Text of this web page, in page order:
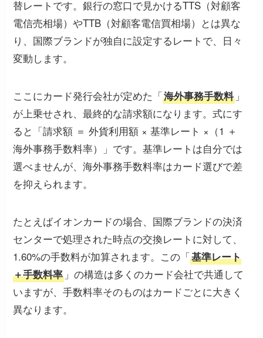
替レートです。銀行の窓口で見かけるTTS（対顧客
電信売相場）やTTB（対顧客電信買相場）とは異な
り、国際ブランドが独自に設定するレートで、日々
変動します。
ここにカード発行会社が定めた「海外事務手数料 」
が上乗せされ、最終的な請求額になります。式にす
ると「請求額 ＝ 外貨利用額 × 基準レート ×（1 ＋
海外事務手数料率）」です。基準レートは自分では
選べませんが、海外事務手数料率はカード選びで差
を抑えられます。
たとえばイオンカードの場合、国際ブランドの決済
センターで処理された時点の交換レートに対して、
1.60%の手数料が加算されます。この「基準レート
＋手数料率 」の構造は多くのカード会社で共通して
いますが、手数料率そのものはカードごとに大きく
異なります。